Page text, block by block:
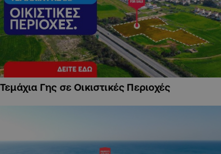
Τεμάχια Γης σε Οικιστικές Περιοχές